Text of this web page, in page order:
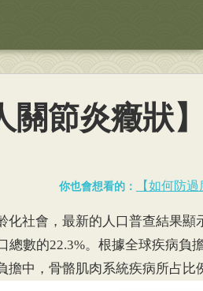
關節炎癥狀
你也會想看的：
【如何防
化社會，最新的人口普查結果顯
總數的22.3%。根據全球疾病負
擔中，骨骼肌肉系統疾病所占比